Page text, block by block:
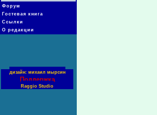
Форум
Гостевая книга
Ссылки
О редакции
дизайн: михаил мырсин
Поддержка
Raggio Studio